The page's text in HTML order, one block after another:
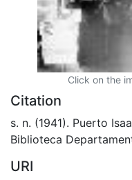
Click on the
Citation
s. n. (1941). Puerto
Biblioteca
URI